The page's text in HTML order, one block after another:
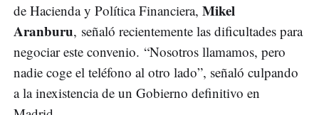
de Hacienda y Política Financiera, Mikel
Aranburu, señaló recientemente las dificultades para
negociar este convenio. “Nosotros llamamos, pero
nadie coge el teléfono al otro lado”, señaló culpando
a la inexistencia de un Gobierno definitivo en